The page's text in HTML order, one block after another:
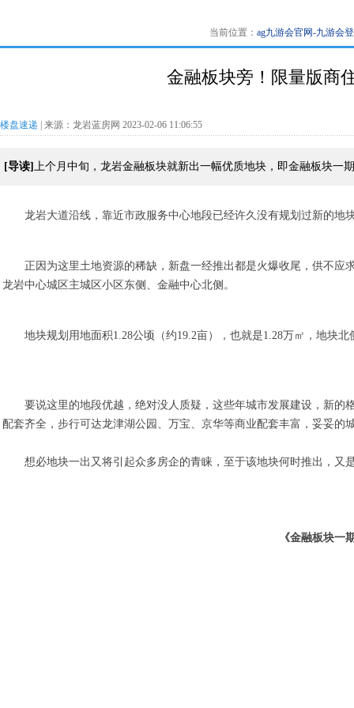
当前位置： ag九游会官网-九游会
金融板块旁！限量版商
楼盘速递 | 来源：龙岩蓝房网 2023-02-06 11:06:55
[导读] 上个月中旬，龙岩金融板块就新出一幅优质地块，即金融板块一
龙岩大道沿线，靠近市政服务中心地段已经许久没有规划过新的
正因为这里土地资源的稀缺，新盘一经推出都是火爆收尾，供不
龙岩中心城区主城区小区东侧、金融中心北侧。
地块规划用地面积1.28公顷（约19.2亩），也就是1.28万㎡，地块
要说这里的地段优越，绝对没人质疑，这些年城市发展建设，新
配套齐全，步行可达龙津湖公园、万宝、京华等商业配套丰富，妥妥的
想必地块一出又将引起众多房企的青睐，至于该地块何时推出，又
《金融板块一